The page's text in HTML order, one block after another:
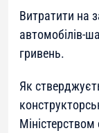
Витратити на
автомобілів-
гривень.
Як